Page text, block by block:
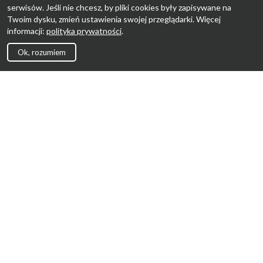
serwisów. Jeśli nie chcesz, by pliki cookies były zapisywane na
Twoim dysku, zmień ustawienia swojej przeglądarki. Więcej
informacji: polityka prywatności.
Ok, rozumiem